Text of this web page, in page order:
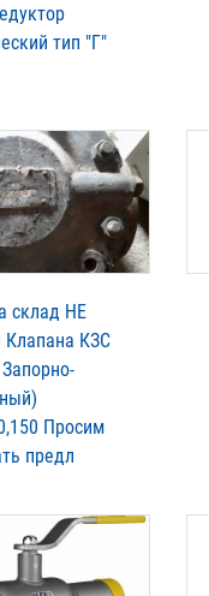
тип "Г"
склад НЕ
КЗС
Просим
предл